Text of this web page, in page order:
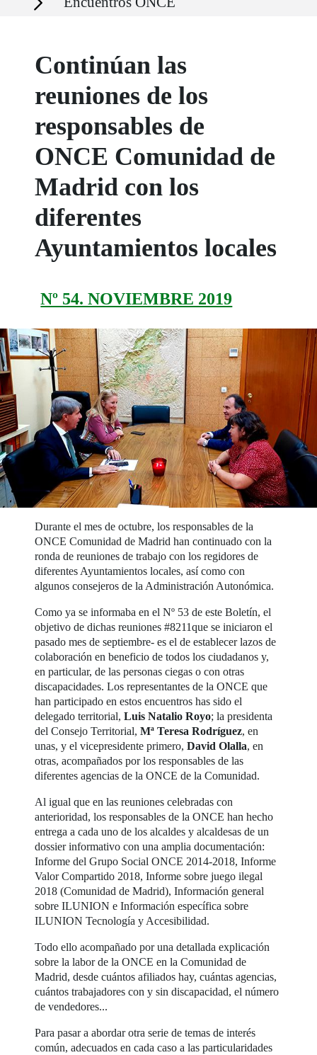
Continúan las
reuniones de los
responsables de
ONCE Comunidad de
Madrid con los
diferentes
Ayuntamientos locales
Nº 54. NOVIEMBRE 2019
Durante el mes de octubre, los responsables de la
ONCE Comunidad de Madrid han continuado con la
ronda de reuniones de trabajo con los regidores de
diferentes Ayuntamientos locales, así como con
algunos consejeros de la Administración Autonómica.
Como ya se informaba en el Nº 53 de este Boletín, el
objetivo de dichas reuniones #8211que se iniciaron el
pasado mes de septiembre- es el de establecer lazos de
colaboración en beneficio de todos los ciudadanos y,
en particular, de las personas ciegas o con otras
discapacidades. Los representantes de la ONCE que
han participado en estos encuentros has sido el
delegado territorial,Luis Natalio Royo; la presidenta
del Consejo Territorial,Mª Teresa Rodríguez, en
unas, y el vicepresidente primero,David Olalla, en
otras, acompañados por los responsables de las
diferentes agencias de la ONCE de la Comunidad.
Al igual que en las reuniones celebradas con
anterioridad, los responsables de la ONCE han hecho
entrega a cada uno de los alcaldes y alcaldesas de un
dossier informativo con una amplia documentación:
Informe del Grupo Social ONCE 2014-2018, Informe
Valor Compartido 2018, Informe sobre juego ilegal
2018 (Comunidad de Madrid), Información general
sobre ILUNION e Información específica sobre
ILUNION Tecnología y Accesibilidad.
Todo ello acompañado por una detallada explicación
sobre la labor de la ONCE en la Comunidad de
Madrid, desde cuántos afiliados hay, cuántas agencias,
cuántos trabajadores con y sin discapacidad, el número
de vendedores...
Para pasar a abordar otra serie de temas de interés
común, adecuados en cada caso a las particularidades